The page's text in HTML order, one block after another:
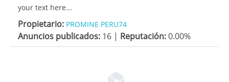
your text here...
Propietario: PROMINE PERU74
Anuncios publicados: 16 | Reputación:0.00%